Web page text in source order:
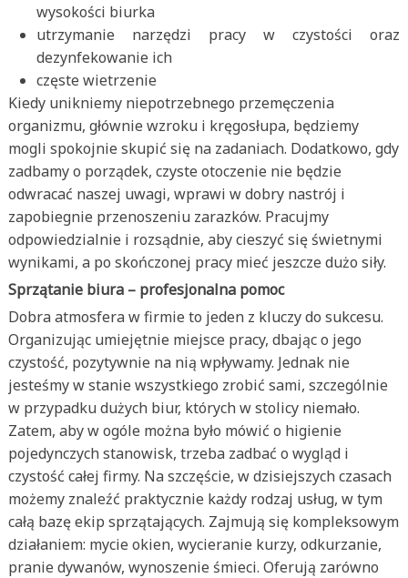
wysokości biurka
utrzymanie narzędzi pracy w czystości oraz
dezynfekowanie ich
częste wietrzenie
Kiedy unikniemy niepotrzebnego przemęczenia
organizmu, głównie wzroku i kręgosłupa, będziemy
mogli spokojnie skupić się na zadaniach. Dodatkowo, gdy
zadbamy o porządek, czyste otoczenie nie będzie
odwracać naszej uwagi, wprawi w dobry nastrój i
zapobiegnie przenoszeniu zarazków. Pracujmy
odpowiedzialnie i rozsądnie, aby cieszyć się świetnymi
wynikami, a po skończonej pracy mieć jeszcze dużo siły.
Sprzątanie biura – profesjonalna pomoc
Dobra atmosfera w firmie to jeden z kluczy do sukcesu.
Organizując umiejętnie miejsce pracy, dbając o jego
czystość, pozytywnie na nią wpływamy. Jednak nie
jesteśmy w stanie wszystkiego zrobić sami, szczególnie
w przypadku dużych biur, których w stolicy niemało.
Zatem, aby w ogóle można było mówić o higienie
pojedynczych stanowisk, trzeba zadbać o wygląd i
czystość całej firmy. Na szczęście, w dzisiejszych czasach
możemy znaleźć praktycznie każdy rodzaj usług, w tym
całą bazę ekip sprzątających. Zajmują się kompleksowym
działaniem: mycie okien, wycieranie kurzy, odkurzanie,
pranie dywanów, wynoszenie śmieci. Oferują zarówno